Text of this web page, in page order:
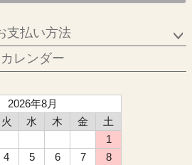
支払い方法
カレンダー
2026年8月
火 水 木 金
土
1
4 5 6 7
8